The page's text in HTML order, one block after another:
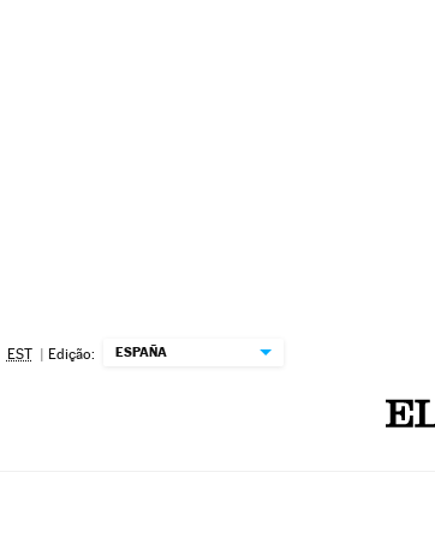
EST | Edição: ESPAÑA